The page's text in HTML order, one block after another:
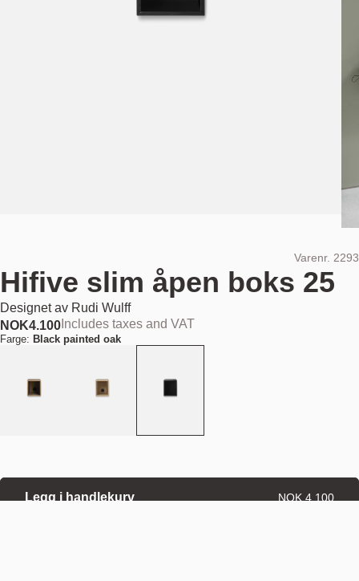
Varenr. 2293
Hifive slim åpen boks 25
Designet av Rudi Wulff
NOK4.100 Includes taxes and VAT
Farge: Black painted oak
Legg i handlekurv NOK 4.100